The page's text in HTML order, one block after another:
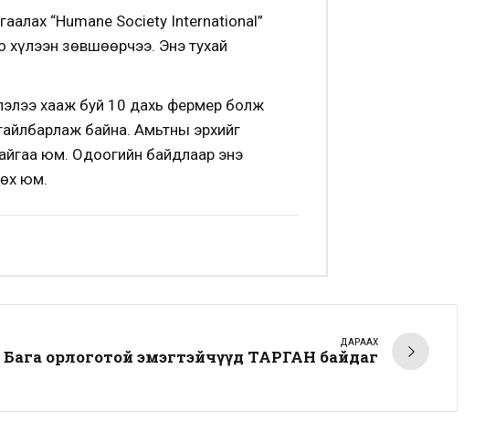
“Humane Society International”
хүлээн зөвшөөрчээ. Энэ тухай
хааж буй 10 дахь фермер болж
байна. Амьтны эрхийг
юм. Одоогийн байдлаар энэ
юм.
ДАРААХ
Бага орлоготой эмэгтэйчүүд ТАРГАН байдаг